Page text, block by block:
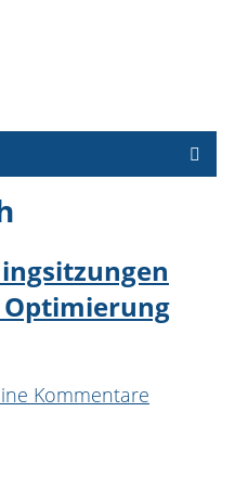
Kommentare